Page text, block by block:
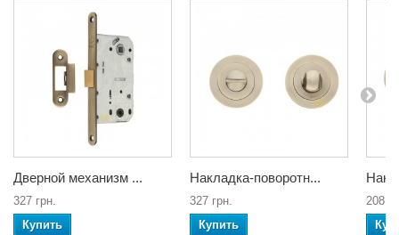
Дверной механизм ...
327 грн.
Купить
Накладка-поворотн...
327 грн.
Купить
208